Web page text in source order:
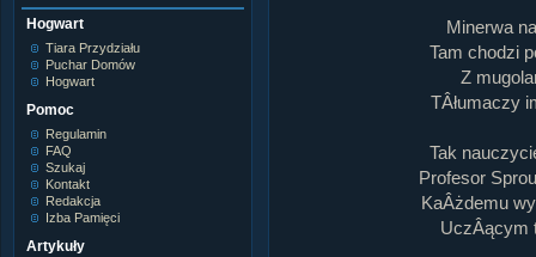
Hogwart
Tiara Przydziału
Puchar Domów
Hogwart
Pomoc
Regulamin
FAQ
Szukaj
Kontakt
Redakcja
Izba Pamięci
Artykuły
Minerwa
Tam chodzi
Z
TÂłumaczy
Tak
Profesor
KaÂżdemu
UczÂącym